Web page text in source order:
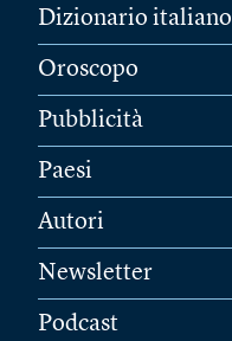
Dizionario italiano
Oroscopo
Pubblicità
Paesi
Autori
Newsletter
Podcast